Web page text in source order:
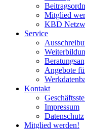
Mitglied
KBD
Service
Angebote
Kontakt
Impressum
Datenschutz
Mitglied werden!